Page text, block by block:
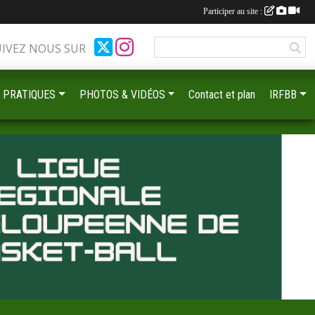
NOUS SUR
PHOTOS & VIDÉOS Contact et plan IRFBB
Participer au site :